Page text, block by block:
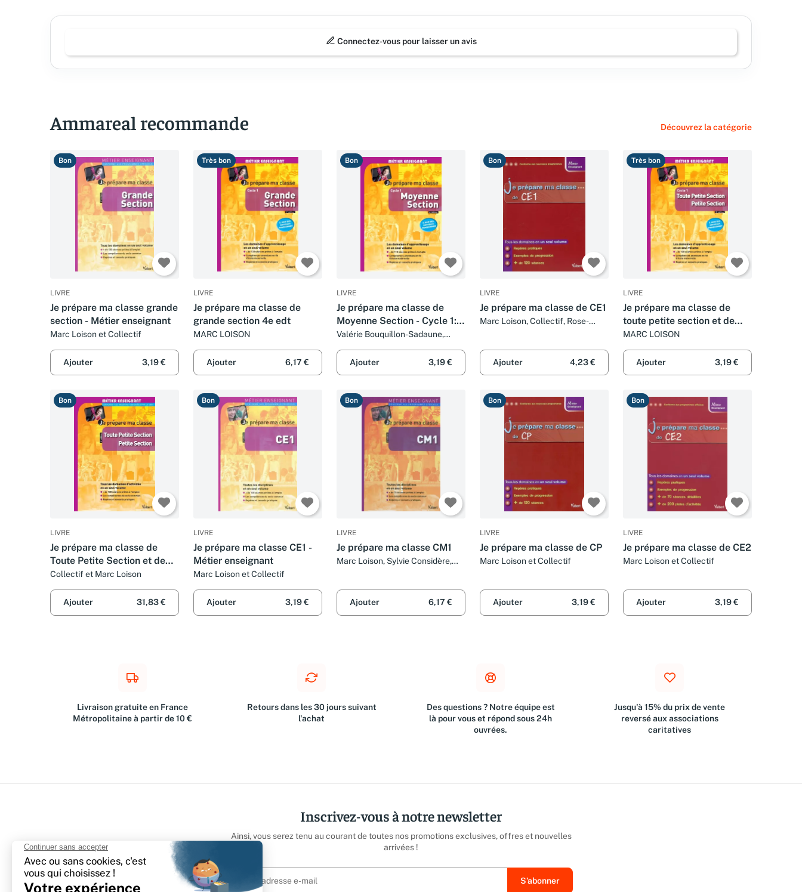
Connectez-vous pour laisser un avis
Ammareal recommande Découvrez la catégorie
Bon
LIVRE
Je prépare ma classe grande
section - Métier enseignant
Marc Loison et Collectif
Ajouter 3,19 €
Très bon
LIVRE
Je prépare ma classe de
grande section 4e edt
MARC LOISON
Ajouter 6,17 €
Bon
LIVRE
Je prépare ma classe de
Moyenne Section - Cycle 1:
À jour des nouveaux
programmes
Valérie Bouquillon-Sadaune,
Daubelcour, Brigitte Faure, Eric
Greff, Gaëtan Lorek, Jacqueline
Nowak-Andrzejak, Bernadette
Sauvage, Claire Sellier, Marie-
Anne Viaud et Marc Loison
Ajouter 3,19 €
Bon
LIVRE
Je prépare ma classe de CE1
Marc Loison, Collectif, Rose-
Ajouter
4,23 €
Très bon
LIVRE
Je prépare ma classe de
toute petite section et de
petite section 5e edt
MARC LOISON
Ajouter 3,19 €
Bon
LIVRE
Je prépare ma classe de
Toute Petite Section et de
Petite Section - TPS et PS
Collectif et Marc Loison
Ajouter 31,83 €
Bon
LIVRE
Je prépare ma classe CE1 -
Métier enseignant
Marc Loison et Collectif
Ajouter 3,19 €
Bon
LIVRE
Je prépare ma classe CM1
Marc Loison, Sylvie Considère,
Ajouter
6,17 €
Bon
LIVRE
Je prépare ma classe de CP
Marc Loison et Collectif
Ajouter 3,19 €
Bon
LIVRE
Je prépare ma classe de CE2
Marc Loison et Collectif
Ajouter 3,19 €
Livraison gratuite en France
Métropolitaine à partir de 10 €
Retours dans les 30 jours suivant
l'achat
Des questions ? Notre équipe est
là pour vous et répond sous 24h
ouvrées.
Jusqu'à 15% du prix de vente
reversé aux associations
caritatives
Inscrivez-vous à notre newsletter
Ainsi, vous serez tenu au courant de toutes nos promotions exclusives, offres et nouvelles
arrivées !